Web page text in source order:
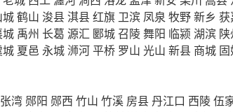
城鹤山 浚县淇县红旗 卫滨 凤泉 牧野新乡 获
禹州 长葛 源汇 郾城召陵舞阳 临颍 湖滨
城 夏邑 永城浉河平桥 罗山 光山 新县 商城
张湾 郧阳 郧西 竹山 竹溪 房县丹江口 西陵伍